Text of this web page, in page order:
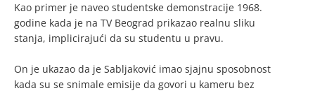
Kao primer je naveo studentske demonstracije 1968.
godine kada je na TV Beograd prikazao realnu sliku
stanja, implicirajući da su studentu u pravu.
On je ukazao da je Sabljaković imao sjajnu sposobnost
kada su se snimale emisije da govori u kameru bez